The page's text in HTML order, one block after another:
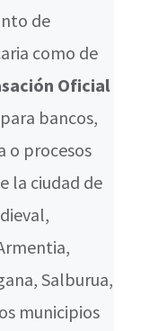
de
como de
Oficial
bancos,
o procesos
la ciudad de
Salburua,
municipios